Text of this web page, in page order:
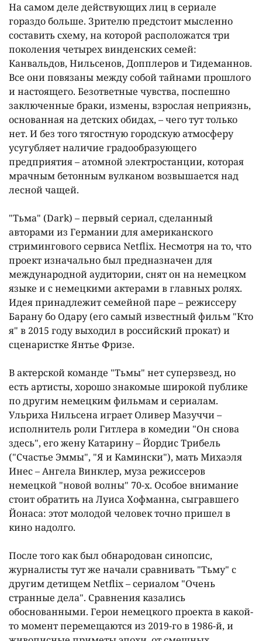
На самом деле действующих лиц в сериале
гораздо больше. Зрителю предстоит мысленно
составить схему, на которой расположатся три
поколения четырех винденских семей:
Канвальдов, Нильсенов, Допплеров и Тидеманнов.
Все они повязаны между собой тайнами прошлого
и настоящего. Безответные чувства, поспешно
заключенные браки, измены, взрослая неприязнь,
основанная на детских обидах, – чего тут только
нет. И без того тягостную городскую атмосферу
усугубляет наличие градообразующего
предприятия – атомной электростанции, которая
мрачным бетонным вулканом возвышается над
лесной чащей.
"Тьма" (Dark) – первый сериал, сделанный
авторами из Германии для американского
стримингового сервиса Netflix. Несмотря на то, что
проект изначально был предназначен для
международной аудитории, снят он на немецком
языке и с немецкими актерами в главных ролях.
Идея принадлежит семейной паре – режиссеру
Барану бо Одару (его самый известный фильм "Кто
я" в 2015 году выходил в российский прокат) и
сценаристке Янтье Фризе.
В актерской команде "Тьмы" нет суперзвезд, но
есть артисты, хорошо знакомые широкой публике
по другим немецким фильмам и сериалам.
Ульриха Нильсена играет Оливер Мазуччи –
исполнитель роли Гитлера в комедии "Он снова
здесь", его жену Катарину – Йордис Трибель
("Счастье Эммы", "Я и Камински"), мать Михаэля
Инес – Ангела Винклер, муза режиссеров
немецкой "новой волны" 70-х. Особое внимание
стоит обратить на Луиса Хофманна, сыгравшего
Йонаса: этот молодой человек точно пришел в
кино надолго.
После того как был обнародован синопсис,
журналисты тут же начали сравнивать "Тьму" с
другим детищем Netflix – сериалом "Очень
странные дела". Сравнения казались
обоснованными. Герои немецкого проекта в какой-
то момент перемещаются из 2019-го в 1986-й, и